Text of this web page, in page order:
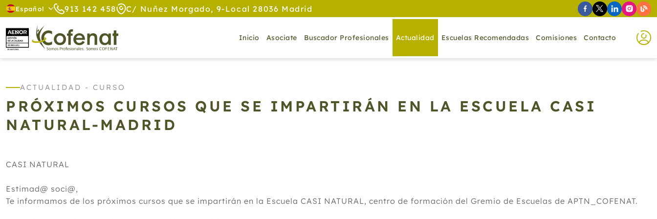
Español 913 142 458 C/ Nuñez Morgado, 9-Local 28036 Madrid
Inicio Asociate Buscador Profesionales Actualidad Escuelas Recomendadas Comisiones Contacto
ACTUALIDAD - CURSO
PRÓXIMOS CURSOS QUE SE IMPARTIRÁN EN LA ESCUELA CASI
NATURAL-MADRID
CASI NATURAL
Estimad@ soci@,
Te informamos de los próximos cursos que se impartirán en la Escuela CASI NATURAL, centro de formación del Gremio de Escuelas de APTN_COFENAT.